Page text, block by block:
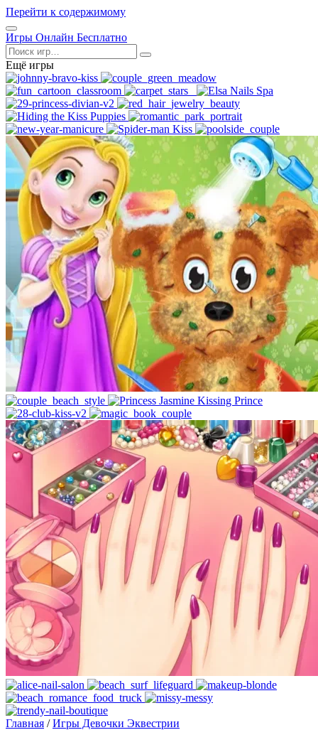
Перейти к содержимому
Открыть
меню
Игры Онлайн Бесплатно
Поиск
Ещё игры
Главная / Игры Девочки Эквестрии